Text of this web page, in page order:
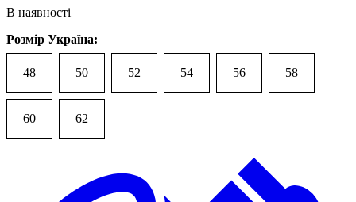
В наявності
Розмір Україна:
48 50 52 54 56 58
60 62